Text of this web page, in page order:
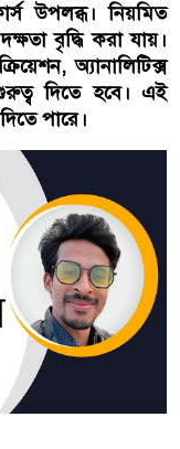
উপলব্ধ। নিয়মিত
বৃদ্ধি করা যায়।
অ্যানালিটিক্স
দিতে হবে। এই
পারে।